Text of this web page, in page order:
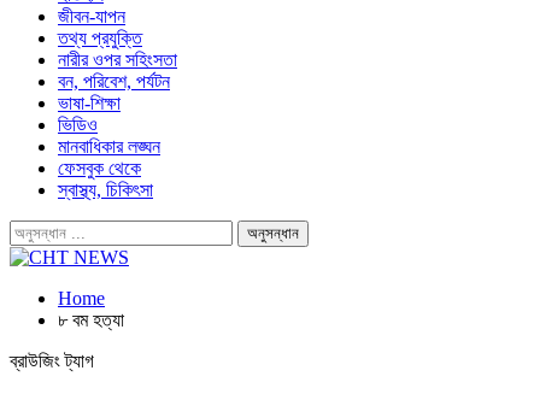
জীবন-যাপন
তথ্য প্রযুক্তি
নারীর ওপর সহিংসতা
বন, পরিবেশ, পর্যটন
ভাষা-শিক্ষা
ভিডিও
মানবাধিকার লঙ্ঘন
ফেসবুক থেকে
স্বাস্থ্য, চিকিৎসা
Home
৮ বম হত্যা
ব্রাউজিং ট্যাগ